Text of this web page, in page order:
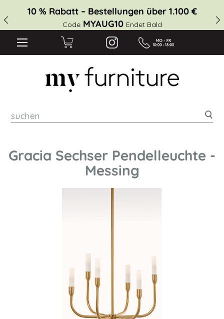
10 % Rabatt – Bestellungen über 1.100 €
CodeMYAUG10 Endet Bald
Gracia Sechser Pendelleuchte -
Messing